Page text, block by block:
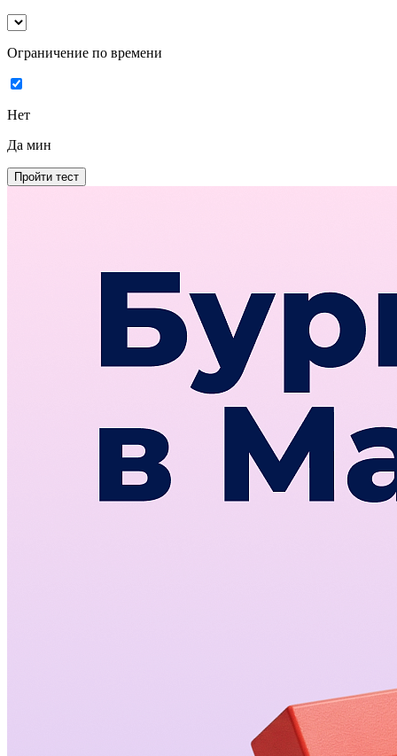
Ограничение по времени
Нет
Да мин
Пройти тест